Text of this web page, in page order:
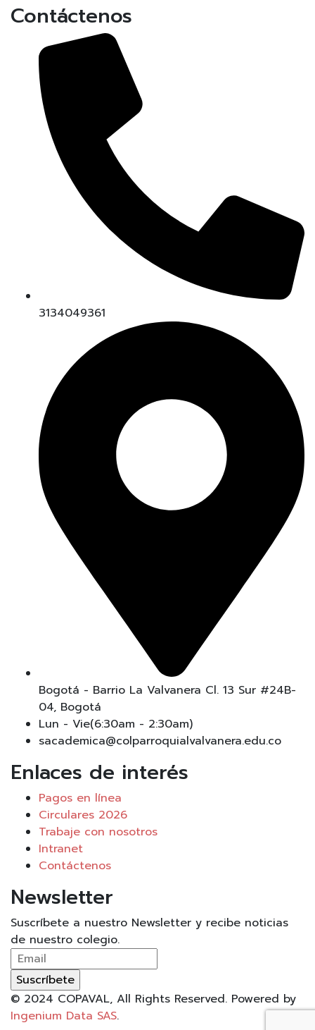
Contáctenos
3134049361
Bogotá - Barrio La Valvanera Cl. 13 Sur #24B-
04, Bogotá
Lun - Vie(6:30am - 2:30am)
sacademica@colparroquialvalvanera.edu.co
Enlaces de interés
Pagos en línea
Circulares 2026
Trabaje con nosotros
Intranet
Contáctenos
Newsletter
Suscríbete a nuestro Newsletter y recibe noticias
de nuestro colegio.
© 2024 COPAVAL, All Rights Reserved. Powered by
Ingenium Data SAS.